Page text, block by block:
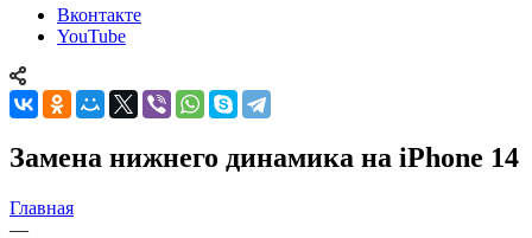
Вконтакте
YouTube
Замена нижнего динамика на iPhone 14
Главная
—